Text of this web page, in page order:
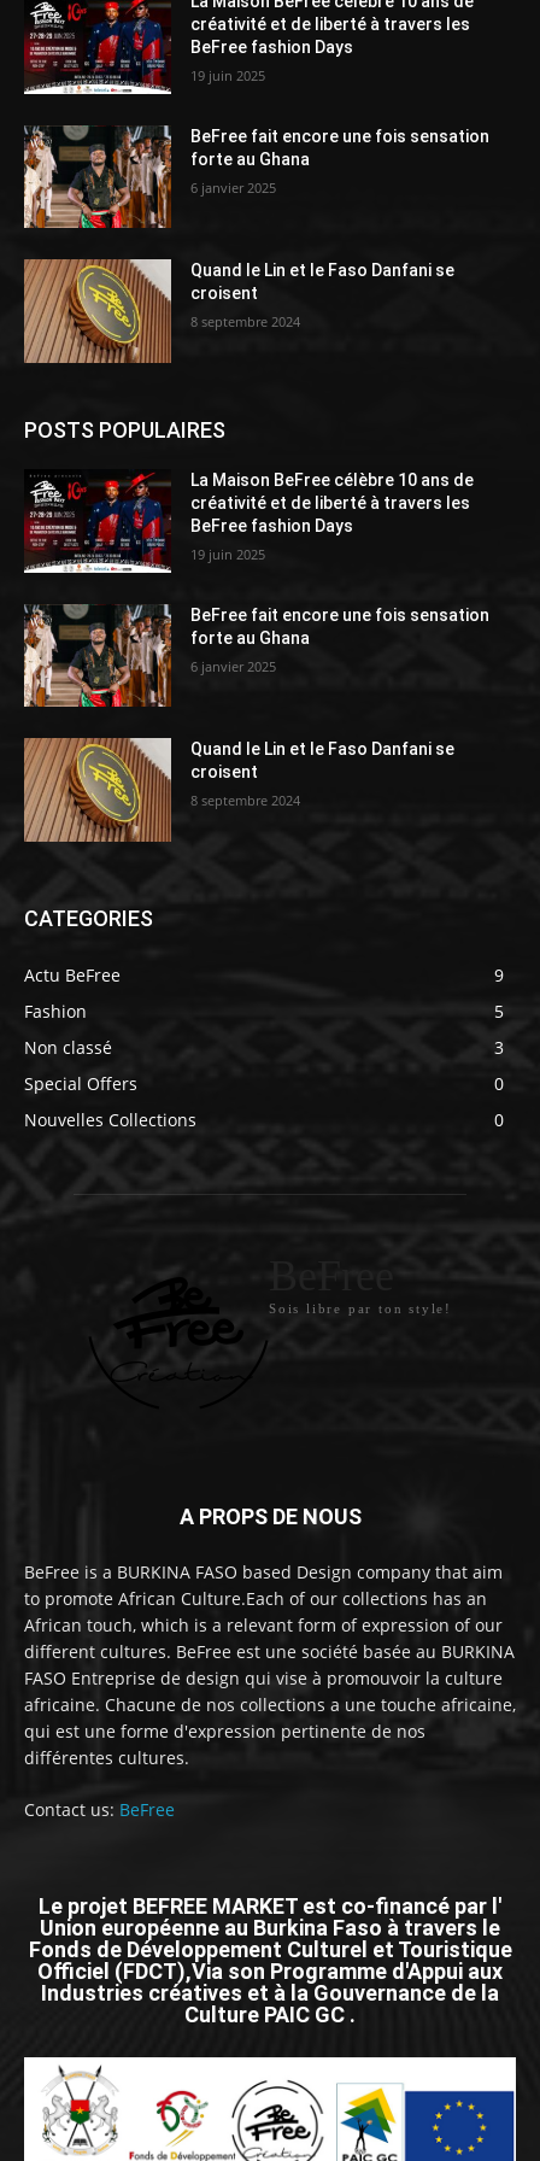
créativité et de liberté à travers les
BeFree fashion Days
19 juin 2025
BeFree fait encore une fois sensation
forte au Ghana
6 janvier 2025
Quand le Lin et le Faso Danfani se
croisent
8 septembre 2024
POSTS POPULAIRES
La Maison BeFree célèbre 10 ans de
créativité et de liberté à travers les
BeFree fashion Days
19 juin 2025
BeFree fait encore une fois sensation
forte au Ghana
6 janvier 2025
Quand le Lin et le Faso Danfani se
croisent
8 septembre 2024
CATEGORIES
Actu BeFree
9
Fashion
5
Non classé
3
Special Offers
0
Nouvelles Collections
0
Sois libre par ton style!
A PROPS DE NOUS
BeFree is a BURKINA FASO based Design company that aim
to promote African Culture.Each of our collections has an
African touch, which is a relevant form of expression of our
different cultures. BeFree est une société basée au BURKINA
FASO Entreprise de design qui vise à promouvoir la culture
africaine. Chacune de nos collections a une touche africaine,
qui est une forme d'expression pertinente de nos
différentes cultures.
Contact us: BeFree
Le projet BEFREE MARKET est co-financé par l'
Union européenne au Burkina Faso à travers le
Fonds de Développement Culturel et Touristique
Officiel (FDCT),Via son Programme d'Appui aux
Industries créatives et à la Gouvernance de la
Culture PAIC GC .